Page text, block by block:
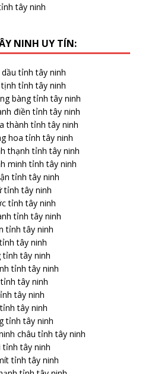
tây ninh
NINH UY TÍN:
tỉnh tây ninh
tỉnh tây ninh
bàng tỉnh tây ninh
điền tỉnh tây ninh
thành tỉnh tây ninh
hoa tỉnh tây ninh
thạnh tỉnh tây ninh
minh tỉnh tây ninh
tỉnh tây ninh
tỉnh tây ninh
tỉnh tây ninh
tỉnh tây ninh
tỉnh tây ninh
tây ninh
tây ninh
tỉnh tây ninh
tây ninh
tây ninh
tây ninh
tỉnh tây ninh
châu tỉnh tây ninh
tây ninh
tỉnh tây ninh